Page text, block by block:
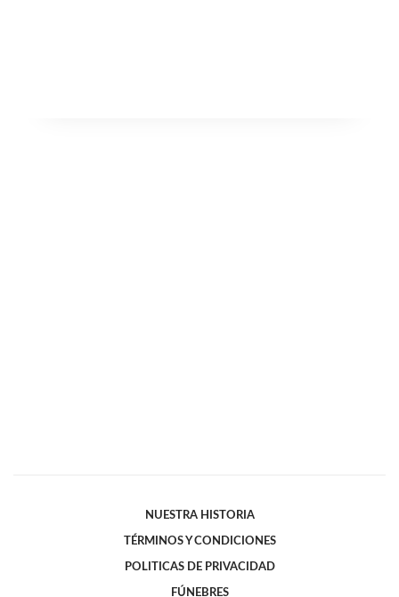
NUESTRA HISTORIA
TÉRMINOS Y CONDICIONES
POLITICAS DE PRIVACIDAD
FÚNEBRES